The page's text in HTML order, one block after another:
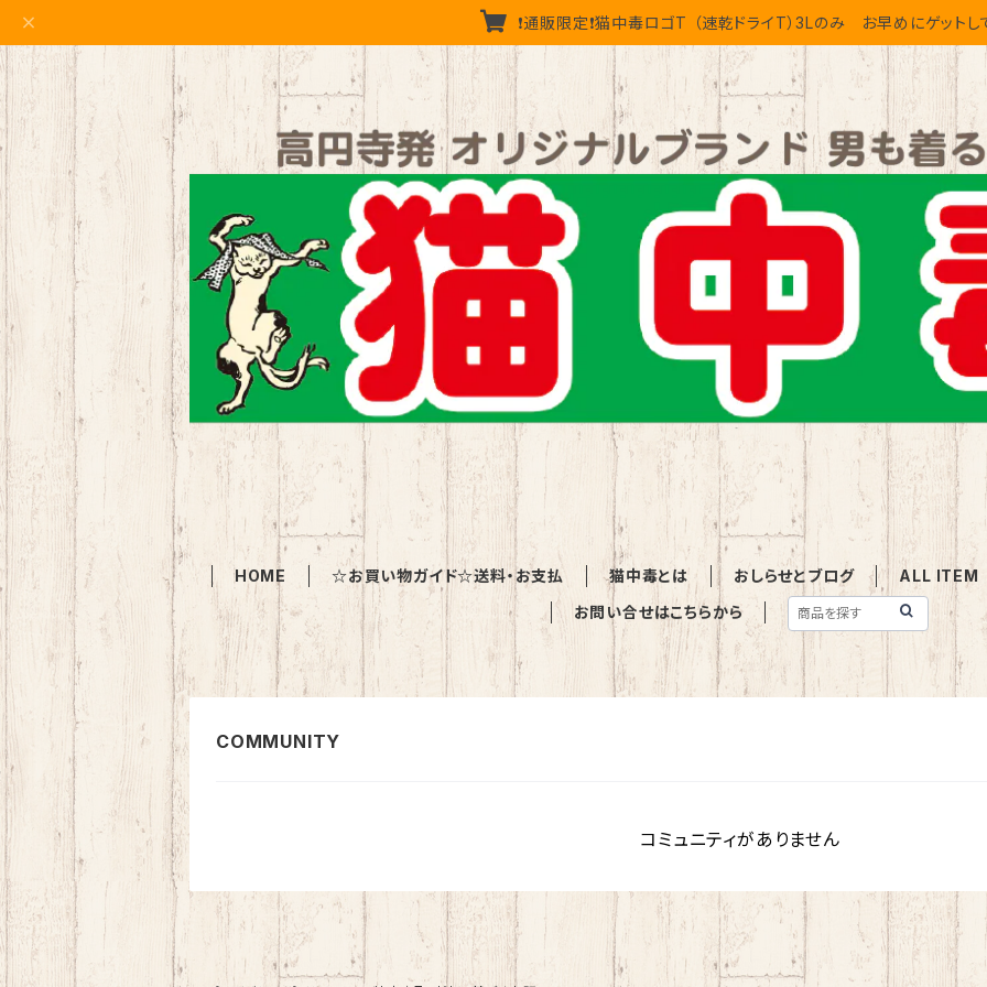
❗通販限定❗猫中毒ロゴT （速乾ドライT）3Lのみ お早めにゲットし
HOME ☆お買い物ガイド☆送料・お支払 猫中毒とは おしらせとブログ
ALL ITEM
お問い合せはこちらから
コミュニティがありません